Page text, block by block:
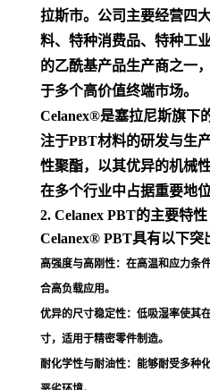
拉斯市。公司主要经营四
料、特种消费品、特种工
的乙酰基产品生产商之一
于多个高价值终端市场。
Celanex®是塞拉尼斯旗下
注于PBT材料的研发与生
性聚酯，以其优异的机械
在多个行业中占据重要地
2. Celanex PBT的主要特性
Celanex® PBT具有以下突
高强度与高刚性：在高温和应力条
合高负载应用。
优异的尺寸稳定性：低吸湿率使其
寸，适用于精密零件制造。
耐化学性与耐油性：能够耐受多种